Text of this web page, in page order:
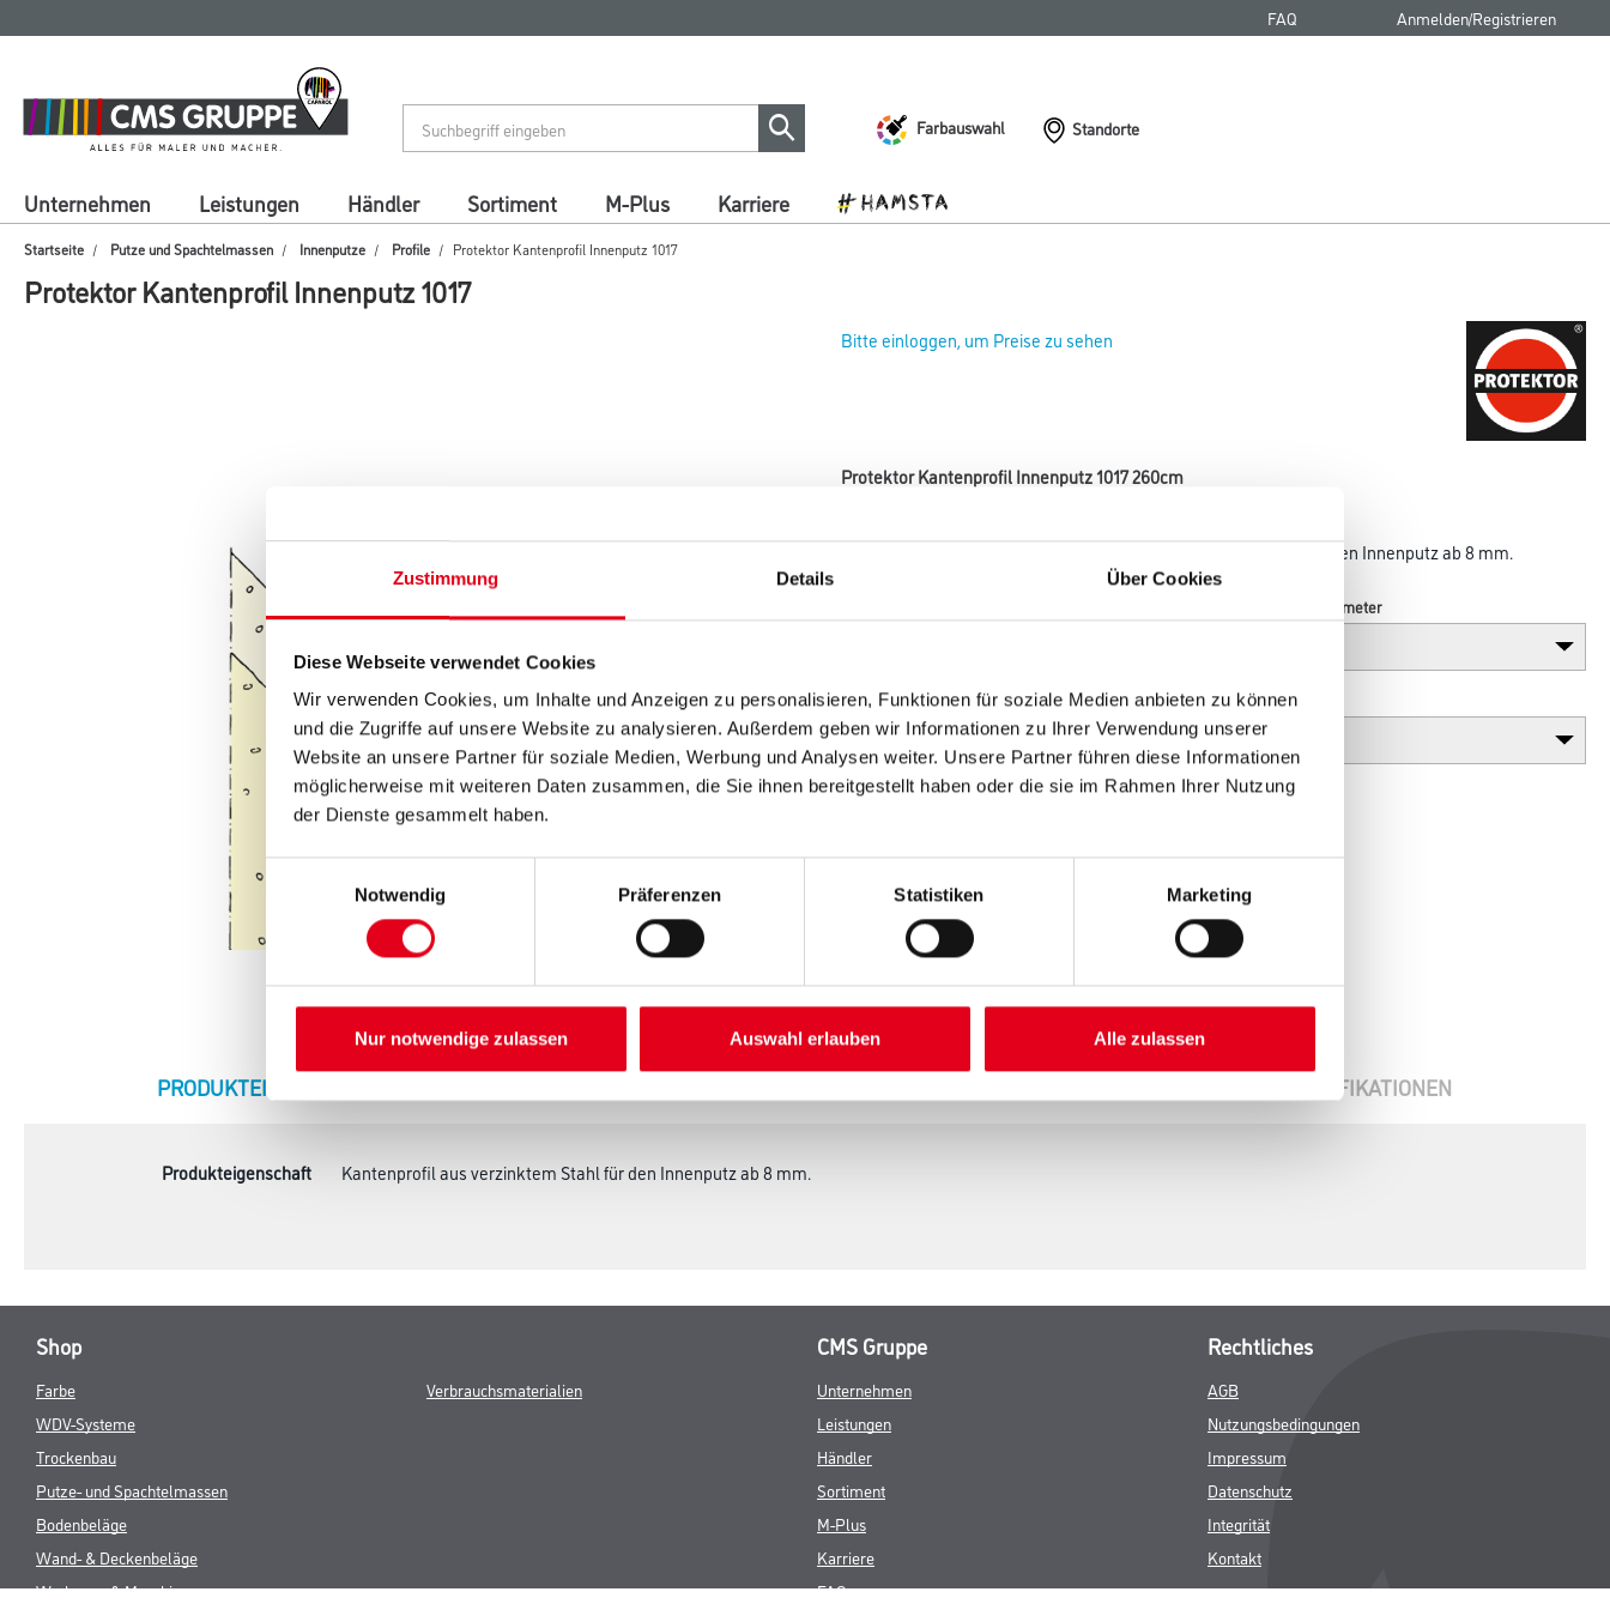
Zustimmung Details Über Cookies
Diese Webseite verwendet Cookies
Wir verwenden Cookies, um Inhalte und Anzeigen zu personalisieren, Funktionen für soziale Medien anbieten zu können
und die Zugriffe auf unsere Website zu analysieren. Außerdem geben wir Informationen zu Ihrer Verwendung unserer
Website an unsere Partner für soziale Medien, Werbung und Analysen weiter. Unsere Partner führen diese Informationen
möglicherweise mit weiteren Daten zusammen, die Sie ihnen bereitgestellt haben oder die sie im Rahmen Ihrer Nutzung
der Dienste gesammelt haben.
Notwendig
Präferenzen Statistiken Marketing
Nur notwendige zulassen Auswahl erlauben Alle zulassen
springen
springen
FAQ Anmelden/Registrieren
Farbauswahl Standorte
Unternehmen Leistungen Händler Sortiment M-Plus Karriere
Startseite Putze und Spachtelmassen Innenputze Profile Protektor Kantenprofil Innenputz 1017
Protektor Kantenprofil Innenputz 1017
Bitte einloggen, um Preise zu sehen
Protektor Kantenprofil Innenputz 1017 260cm
Das Protektor Kantenprofil aus verzinktem Stahl ist geeignet für den Innenputz ab 8 mm.
Breite in centimeter
Höhe in centimeter Gebinde
CURRENT
PRODUKTEIGENSCHAFTEN SPEZIFIKATIONEN
Produkteigenschaft Kantenprofil aus verzinktem Stahl für den Innenputz ab 8 mm.
Shop
Farbe
WDV-Systeme
Trockenbau
Putze- und Spachtelmassen
Bodenbeläge
Wand- & Deckenbeläge
Werkzeug & Maschinen
Verbrauchsmaterialien
CMS Gruppe
Unternehmen
Leistungen
Händler
Sortiment
M-Plus
Karriere
FAQ
Rechtliches
AGB
Nutzungsbedingungen
Impressum
Datenschutz
Integrität
Kontakt